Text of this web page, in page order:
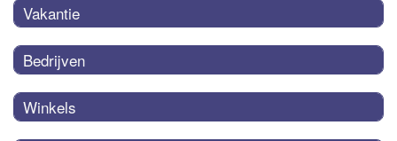
Vakantie
Bedrijven
Winkels